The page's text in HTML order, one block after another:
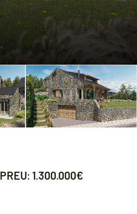
PREU: 1.300.000€